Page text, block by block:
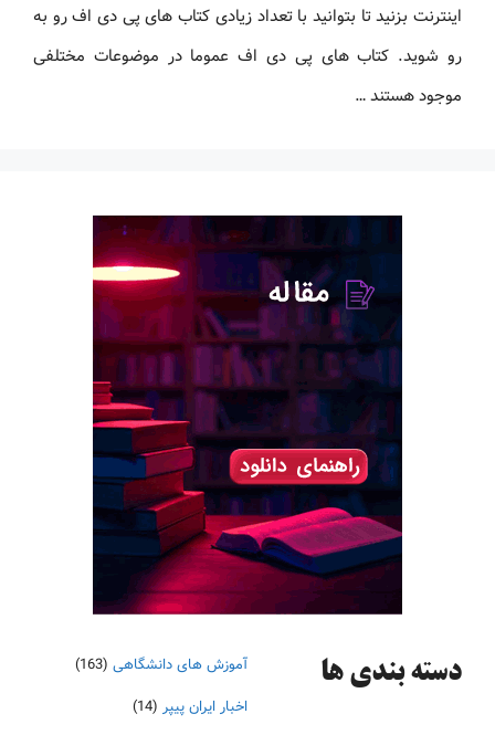
اینترنت بزنید تا بتوانید با تعداد زیادی کتاب های پی دی اف رو به
رو شوید. کتاب های پی دی اف عموما در موضوعات مختلفی
موجود هستند …
دسته‌ بندی ها آموزش های دانشگاهی (163)
اخبار ایران پیپر (14)